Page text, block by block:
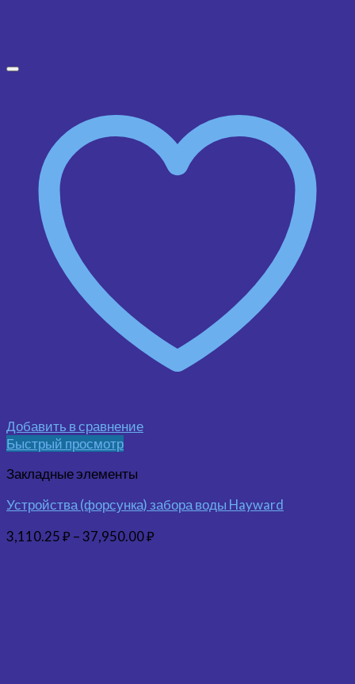
Добавить в сравнение
Быстрый просмотр
Закладные элементы
Устройства (форсунка) забора воды Hayward
3,110.25₽ –37,950.00₽